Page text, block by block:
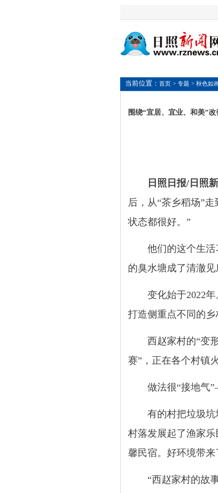
当前位置： 首页 > 专题 > 秋色如
围绕“宜居、宜业、和美”
日照日报/日照
后，从“茶乡稻场”
状态都很好。”
他们的这个生
的臭水塘成了清澈
变化始于2022
打造侧重点不同的
西赵家村的“变
赛”，正在各个村镇
做法很“接地气
有的村把垃圾
村落发展起了渔家
馨民宿。好环境带
“西赵家村的故